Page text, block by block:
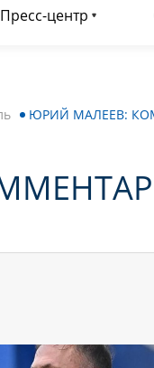
Пресс-центр
ЮРИЙ МАЛЕЕВ: